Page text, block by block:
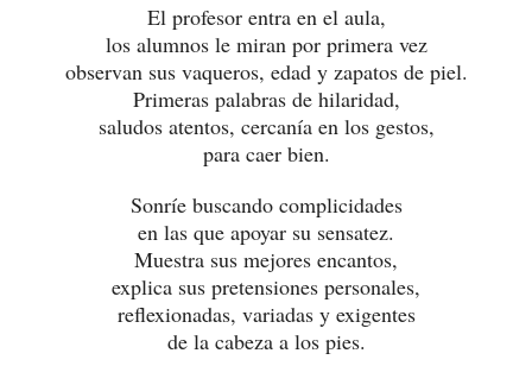
El profesor entra en el aula,
los alumnos le miran por primera vez
observan sus vaqueros, edad y zapatos de piel.
Primeras palabras de hilaridad,
saludos atentos, cercanía en los gestos,
para caer bien.
Sonríe buscando complicidades
en las que apoyar su sensatez.
Muestra sus mejores encantos,
explica sus pretensiones personales,
reflexionadas, variadas y exigentes
de la cabeza a los pies.